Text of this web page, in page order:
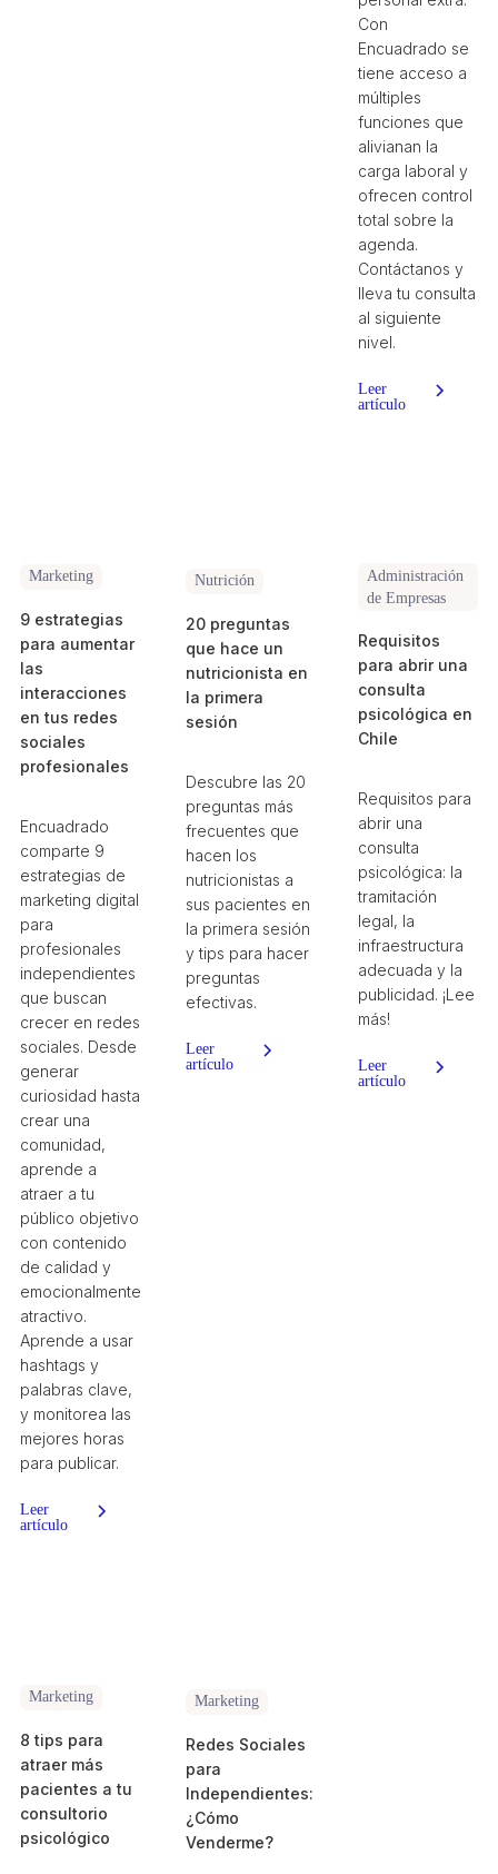
Con
Encuadrado se
tiene acceso a
múltiples
funciones que
alivianan la
carga laboral y
ofrecen control
total sobre la
agenda.
Contáctanos y
lleva tu consulta
al siguiente
nivel.
Leer
artículo
Marketing
9 estrategias
para aumentar
las
interacciones
en tus redes
sociales
profesionales
Encuadrado
comparte 9
estrategias de
marketing digital
para
profesionales
independientes
que buscan
crecer en redes
sociales. Desde
generar
curiosidad hasta
crear una
comunidad,
aprende a
atraer a tu
público objetivo
con contenido
de calidad y
emocionalmente
atractivo.
Aprende a usar
hashtags y
palabras clave,
y monitorea las
mejores horas
para publicar.
Leer
artículo
Nutrición
20 preguntas
que hace un
nutricionista en
la primera
sesión
Descubre las 20
preguntas más
frecuentes que
hacen los
nutricionistas a
sus pacientes en
la primera sesión
y tips para hacer
preguntas
efectivas.
Leer
artículo
Administración
de Empresas
Requisitos
para abrir una
consulta
psicológica en
Chile
Requisitos para
abrir una
consulta
psicológica: la
tramitación
legal, la
infraestructura
adecuada y la
publicidad. ¡Lee
más!
Leer
artículo
Marketing
8 tips para
atraer más
pacientes a tu
consultorio
psicológico
Marketing
Redes Sociales
para
Independientes:
¿Cómo
Venderme?